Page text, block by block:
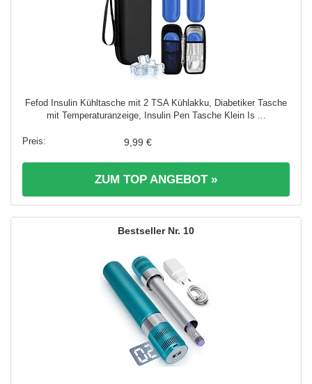
Fefod Insulin Kühltasche mit 2 TSA Kühlakku, Diabetiker Tasche
mit Temperaturanzeige, Insulin Pen Tasche Klein Is ...
9,99 €
ZUM TOP ANGEBOT »
10